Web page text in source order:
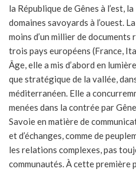
la République de Gênes à l’est,
domaines savoyards à l’ouest.
moins d’un millier de
trois pays européens (France,
Âge, elle a mis d’abord en
que stratégique de la vallée,
méditerranéen. Elle a
menées dans la contrée par
Savoie en matière de
et d’échanges, comme de
les relations complexes, pas
communautés. À cette première